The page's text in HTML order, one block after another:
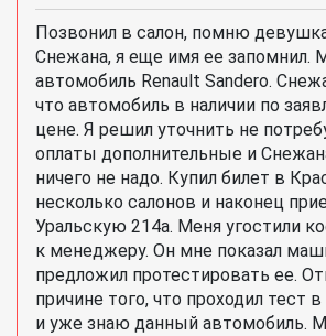
Позвонил в салон, помню
Снежана, я еще имя ее запомнил.
автомобиль Renault Sandero.
что автомобиль в наличии по
цене. Я решил уточнить не
оплаты дополнительные и
ничего не надо. Купил билет в
несколько салонов и наконец
Уральскую 214а. Меня угостили
к менеджеру. Он мне показал
предложил протестировать ее.
причине того, что проходил тест
и уже знаю данный автомобиль.